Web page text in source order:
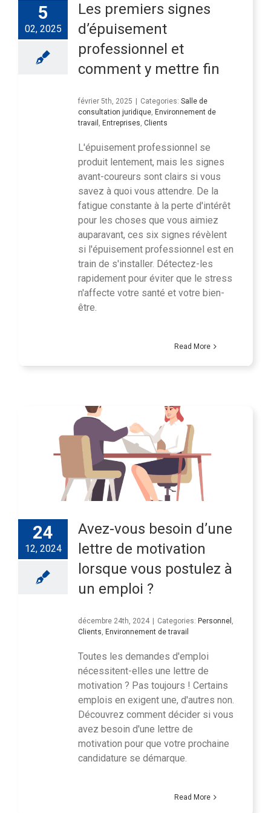
5
02, 2025
Les premiers signes
d’épuisement
professionnel et
comment y mettre fin
février 5th, 2025 | Categories: Salle de
consultation juridique Environnement de
travail
Entreprises Clients
L'épuisement professionnel se
produit lentement, mais les signes
avant-coureurs sont clairs si vous
savez à quoi vous attendre. De la
fatigue constante à la perte d'intérêt
pour les choses que vous aimiez
auparavant, ces six signes révèlent
si l'épuisement professionnel est en
train de s'installer. Détectez-les
rapidement pour éviter que le stress
n'affecte votre santé et votre bien-
être.
Read More
24
12, 2024
Avez-vous besoin d’une
lettre de motivation
lorsque vous postulez à
un emploi ?
décembre 24th, 2024 | Categories: Personnel
Clients Environnement de travail
Toutes les demandes d'emploi
nécessitent-elles une lettre de
motivation ? Pas toujours ! Certains
emplois en exigent une, d'autres non.
Découvrez comment décider si vous
avez besoin d'une lettre de
motivation pour que votre prochaine
candidature se démarque.
Read More